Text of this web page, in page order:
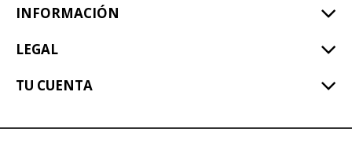
INFORMACIÓN
LEGAL
TU CUENTA